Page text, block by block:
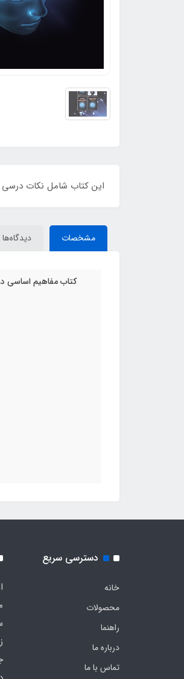
این کتاب شامل نکات درسی
مشخصات دیدگاه‌ها
کتاب مفاهیم اساسی
دسترسی سریع
خانه
محصولات
راهنما
درباره ما
تماس با ما